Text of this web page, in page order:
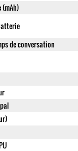
de conversation